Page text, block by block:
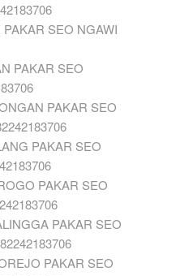
SEO NGAWI
PAKAR SEO
PAKAR SEO
PAKAR SEO
PAKAR SEO
PAKAR SEO
PAKAR SEO